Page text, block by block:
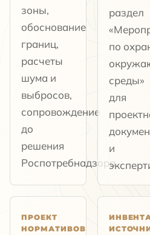
зоны,
обоснование
границ,
расчеты
шума и
выбросов,
сопровождение
до
решения
Роспотребнадзора.
раздел
по
среды»
для
и
ПРОЕКТ
НОРМАТИВОВ